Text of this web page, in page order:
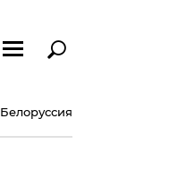
Белоруссия